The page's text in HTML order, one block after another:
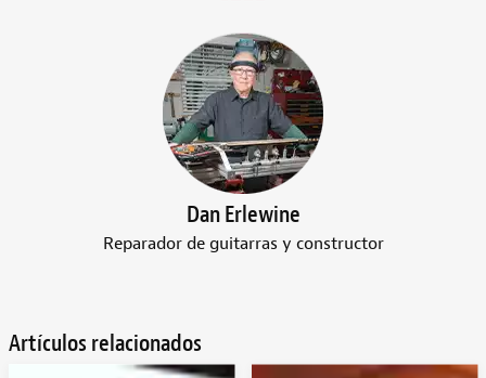
Dan Erlewine
Reparador de guitarras y constructor
Artículos relacionados